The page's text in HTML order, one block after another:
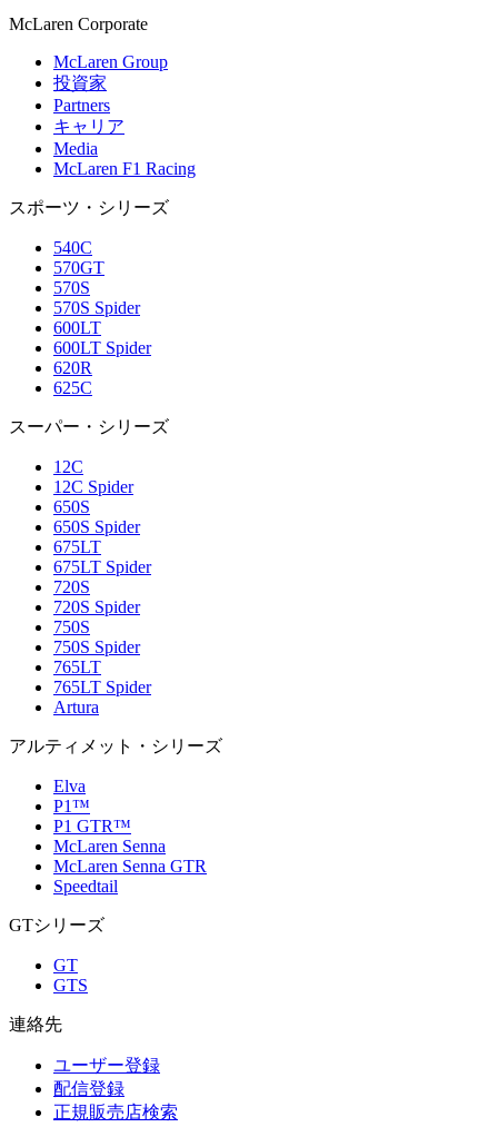
McLaren Corporate
McLaren Group
投資家
Partners
キャリア
Media
McLaren F1 Racing
スポーツ・シリーズ
540C
570GT
570S
570S Spider
600LT
600LT Spider
620R
625C
スーパー・シリーズ
12C
12C Spider
650S
650S Spider
675LT
675LT Spider
720S
720S Spider
750S
750S Spider
765LT
765LT Spider
Artura
アルティメット・シリーズ
Elva
P1™
P1 GTR™
McLaren Senna
McLaren Senna GTR
Speedtail
GTシリーズ
GT
GTS
連絡先
ユーザー登録
配信登録
正規販売店検索